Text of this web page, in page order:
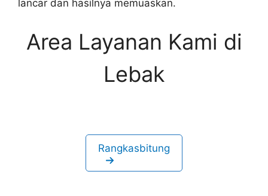
lancar dan hasilnya memuaskan.
Area Layanan Kami di
Lebak
Rangkasbitung